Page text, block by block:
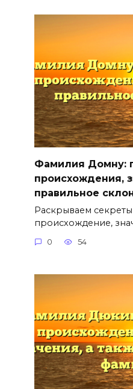
Фамилия Домну:
происхождения,
правильное
Раскрываем
происхождение,
0 54